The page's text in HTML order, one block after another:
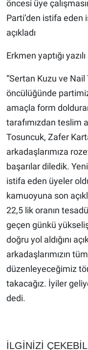
öncesi üye
Parti’den istifa eden
açıkladı
Erkmen yaptığı
“Sertan Kuzu ve Nail
öncülüğünde
amaçla form
tarafımızdan teslim
Tosuncuk, Zafer
arkadaşlarımıza
başarılar diledik.
istifa eden üyeler
kamuoyuna son
22,5 lik oranın
geçen günkü
doğru yol aldığını
arkadaşlarımızın
düzenleyeceğimiz
takacağız. İyiler
dedi.